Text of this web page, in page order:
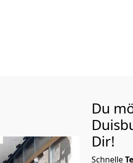
Du
Dir!
Schnelle